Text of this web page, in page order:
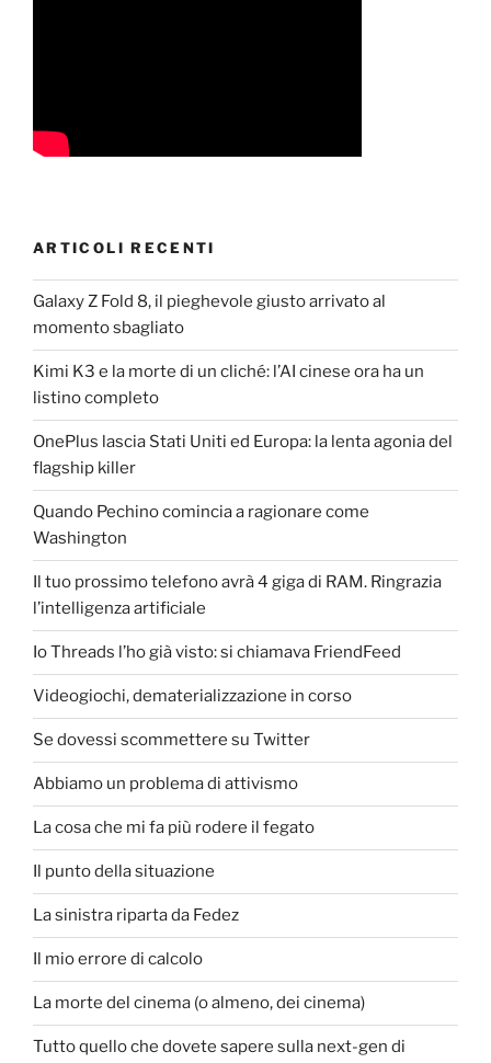
ARTICOLI RECENTI
Galaxy Z Fold 8, il pieghevole giusto arrivato al
momento sbagliato
Kimi K3 e la morte di un cliché: l’AI cinese ora ha un
listino completo
OnePlus lascia Stati Uniti ed Europa: la lenta agonia del
flagship killer
Quando Pechino comincia a ragionare come
Washington
Il tuo prossimo telefono avrà 4 giga di RAM. Ringrazia
l’intelligenza artificiale
Io Threads l’ho già visto: si chiamava FriendFeed
Videogiochi, dematerializzazione in corso
Se dovessi scommettere su Twitter
Abbiamo un problema di attivismo
La cosa che mi fa più rodere il fegato
Il punto della situazione
La sinistra riparta da Fedez
Il mio errore di calcolo
La morte del cinema (o almeno, dei cinema)
Tutto quello che dovete sapere sulla next-gen di